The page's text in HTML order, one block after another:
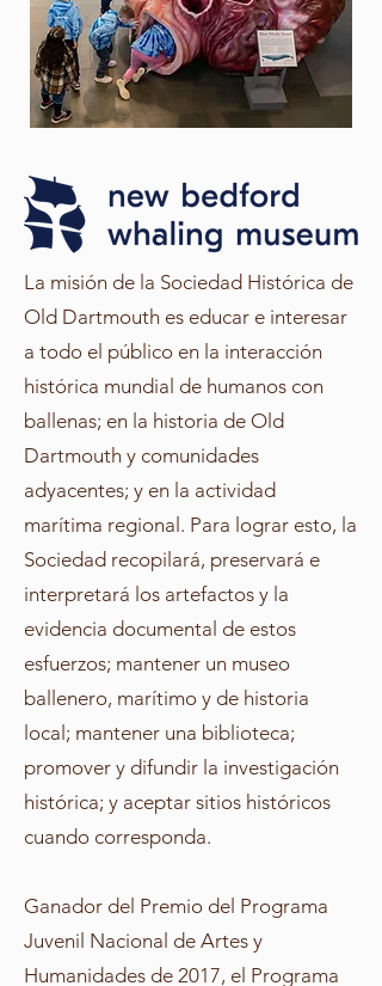
La misión de la Sociedad Histórica de
Old Dartmouth es educar e interesar
a todo el público en la interacción
histórica mundial de humanos con
ballenas; en la historia de Old
Dartmouth y comunidades
adyacentes; y en la actividad
marítima regional. Para lograr esto, la
Sociedad recopilará, preservará e
interpretará los artefactos y la
evidencia documental de estos
esfuerzos; mantener un museo
ballenero, marítimo y de historia
local; mantener una biblioteca;
promover y difundir la investigación
histórica; y aceptar sitios históricos
cuando corresponda.
Ganador del Premio del Programa
Juvenil Nacional de Artes y
Humanidades de 2017, el Programa